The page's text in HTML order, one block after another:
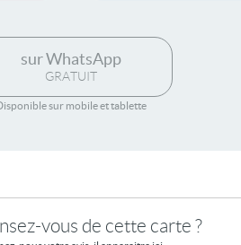
sur WhatsApp
GRATUIT
sur mobile et tablette
vous de cette carte ?